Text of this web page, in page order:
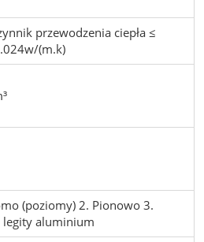
przewodzenia ciepła ≤
(m.k)
(poziomy) 2. Pionowo 3.
legity aluminium